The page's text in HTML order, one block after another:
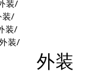
装/
装/
装/
装/
外装